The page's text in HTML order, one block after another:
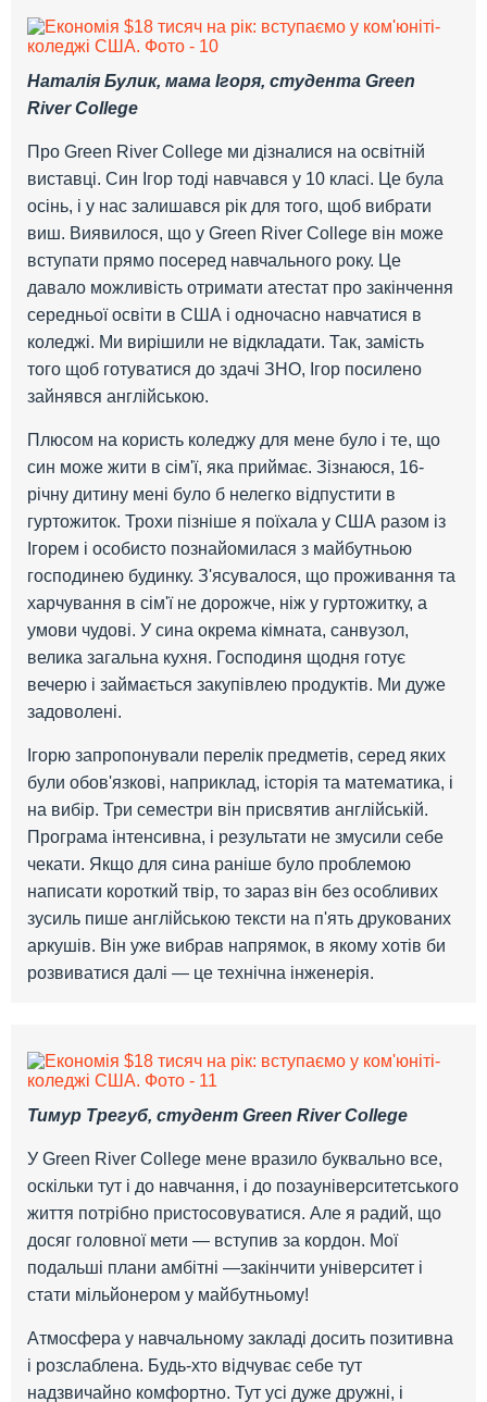
Наталія Булик, мама Ігоря, студента Green
River College
Про Green River College ми дізналися на освітній
виставці. Син Ігор тоді навчався у 10 класі. Це була
осінь, і у нас залишався рік для того, щоб вибрати
виш. Виявилося, що у Green River College він може
вступати прямо посеред навчального року. Це
давало можливість отримати атестат про закінчення
середньої освіти в США і одночасно навчатися в
коледжі. Ми вирішили не відкладати. Так, замість
того щоб готуватися до здачі ЗНО, Ігор посилено
зайнявся англійською.
Плюсом на користь коледжу для мене було і те, що
син може жити в сім'ї, яка приймає. Зізнаюся, 16-
річну дитину мені було б нелегко відпустити в
гуртожиток. Трохи пізніше я поїхала у США разом із
Ігорем і особисто познайомилася з майбутньою
господинею будинку. З'ясувалося, що проживання та
харчування в сім'ї не дорожче, ніж у гуртожитку, а
умови чудові. У сина окрема кімната, санвузол,
велика загальна кухня. Господиня щодня готує
вечерю і займається закупівлею продуктів. Ми дуже
задоволені.
Ігорю запропонували перелік предметів, серед яких
були обов'язкові, наприклад, історія та математика, і
на вибір. Три семестри він присвятив англійській.
Програма інтенсивна, і результати не змусили себе
чекати. Якщо для сина раніше було проблемою
написати короткий твір, то зараз він без особливих
зусиль пише англійською тексти на п'ять друкованих
аркушів. Він уже вибрав напрямок, в якому хотів би
розвиватися далі — це технічна інженерія.
Тимур Трегуб, студент Green River College
У Green River College мене вразило буквально все,
оскільки тут і до навчання, і до позауніверситетського
життя потрібно пристосовуватися. Але я радий, що
досяг головної мети — вступив за кордон. Мої
подальші плани амбітні —закінчити університет і
стати мільйонером у майбутньому!
Атмосфера у навчальному закладі досить позитивна
і розслаблена. Будь-хто відчуває себе тут
надзвичайно комфортно. Тут усі дуже дружні, і